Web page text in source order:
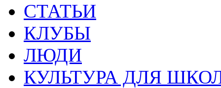
СТАТЬИ
КЛУБЫ
ЛЮДИ
КУЛЬТУРА ДЛЯ